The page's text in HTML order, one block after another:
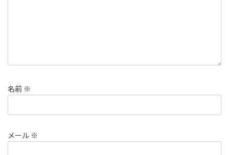
名前 ※
メール ※